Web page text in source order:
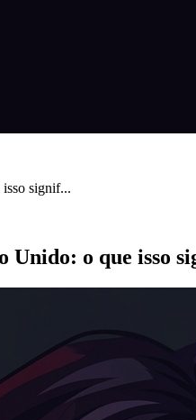
signif...
Unido: o que isso